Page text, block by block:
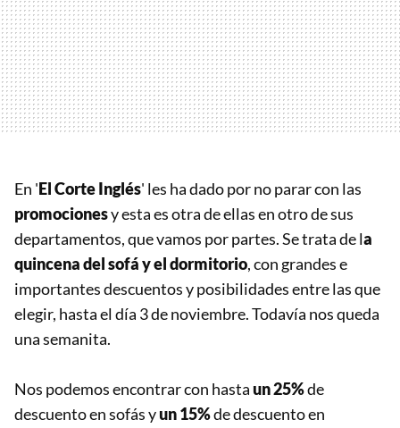
En 'El Corte Inglés' les ha dado por no parar con las
promocionesy esta es otra de ellas en otro de sus
departamentos, que vamos por partes. Se trata de la
quincena del sofá y el dormitorio, con grandes e
importantes descuentos y posibilidades entre las que
elegir, hasta el día 3 de noviembre. Todavía nos queda
una semanita.
Nos podemos encontrar con hasta un 25%de
descuento en sofás yun 15%de descuento en